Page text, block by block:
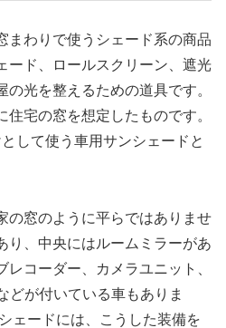
まわりで使うシェード系の商品
ード、ロールスクリーン、遮光
光を整えるための道具です。
宅の窓を想定したものです。
して使う車用サンシェードと
の窓のように平らではありませ
り、中央にはルームミラーがあ
レコーダー、カメラユニット、
どが付いている車もありま
ェードには、こうした装備を